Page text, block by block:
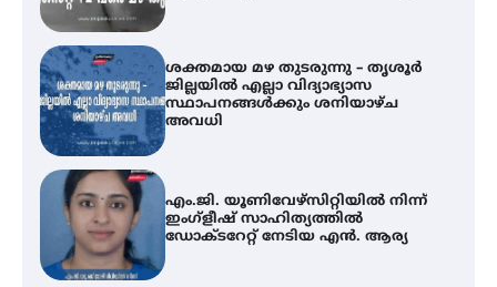
ശക്തമായ മഴ തുടരുന്നു – തൃശൂർ
ജില്ലയിൽ എല്ലാ വിദ്യാഭ്യാസ
സ്ഥാപനങ്ങൾക്കും ശനിയാഴ്ച
അവധി
എം.ജി. യൂണിവേഴ്‌സിറ്റിയിൽ നിന്ന്
ഇംഗ്ളീഷ് സാഹിത്യത്തിൽ
ഡോക്ടറേറ്റ് നേടിയ എൻ. ആര്യ